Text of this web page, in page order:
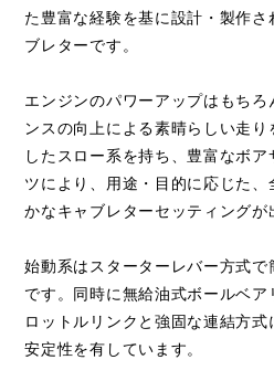
た豊富な経験を基に設計・製作
ブレターです。
エンジンのパワーアップはもち
ンスの向上による素晴らしい走
したスロー系を持ち、豊富なボ
ツにより、用途・目的に応じた
かなキャブレターセッティングが
始動系はスターターレバー方式
です。同時に無給油式ボールベ
ロットルリンクと強固な連結方
安定性を有しています。